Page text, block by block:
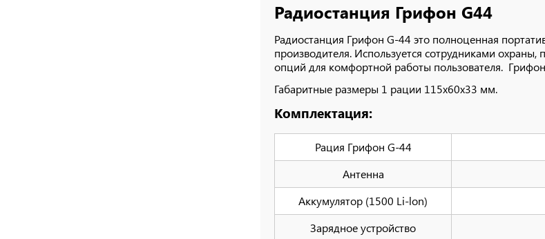
Радиостанция Грифон G44
Радиостанция Грифон G-44 это полноценная
производителя. Используется сотрудниками
опций для комфортной работы пользователя.
Габаритные размеры 1 рации 115х60х33 мм.
Комплектация:
Рация Грифон G-44
Антенна
Аккумулятор (1500 Li-lon)
Зарядное устройство